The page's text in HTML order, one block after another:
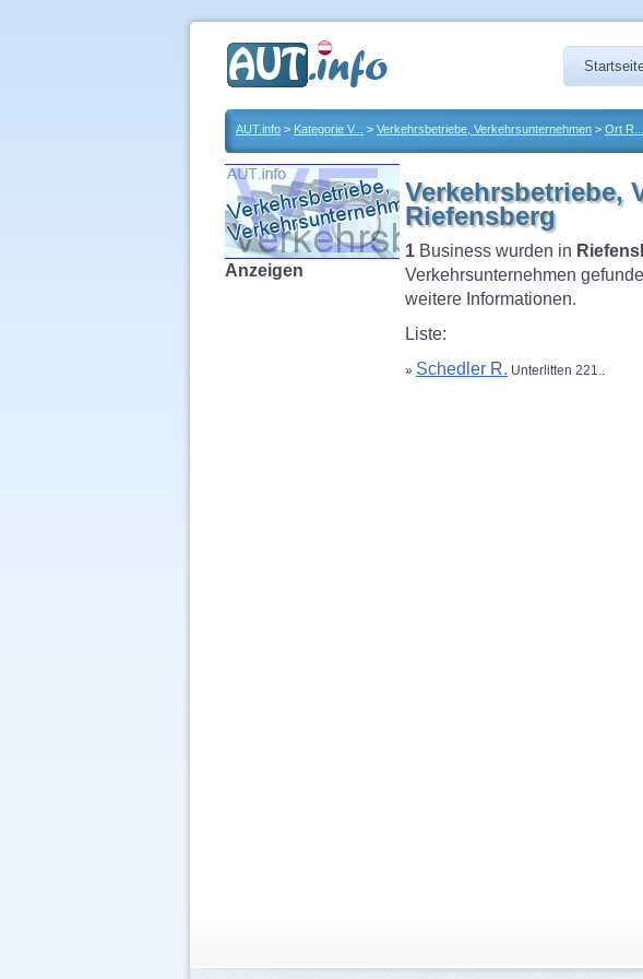
AUT.info > Kategorie V... > Verkehrsbetriebe, Verkehrsunternehmen > Ort R...
Anzeigen
Verkehrsbetriebe,
Riefensberg
1 Business wurden in
Verkehrsunternehmen
weitere Informationen.
Liste:
» Schedler R. Unterlitten 221..